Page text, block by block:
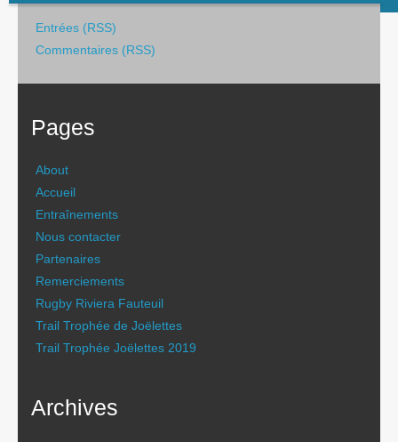
Entrées (RSS)
Commentaires (RSS)
Pages
About
Accueil
Entraînements
Nous contacter
Partenaires
Remerciements
Rugby Riviera Fauteuil
Trail Trophée de Joëlettes
Trail Trophée Joëlettes 2019
Archives